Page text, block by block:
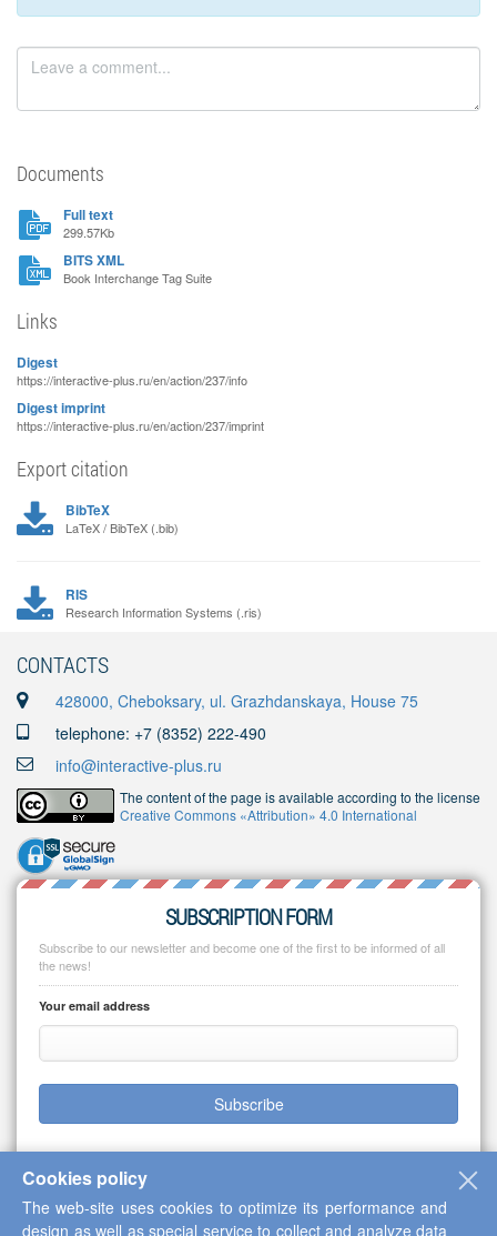
Documents
Full text
299.57Kb
BITS XML
Book Interchange Tag Suite
Links
Digest
https://interactive-plus.ru/en/action/237/info
Digest imprint
https://interactive-plus.ru/en/action/237/imprint
Export citation
BibTeX
LaTeX / BibTeX (.bib)
RIS
Research Information Systems (.ris)
CONTACTS
428000, Cheboksary, ul. Grazhdanskaya, House 75
telephone: +7 (8352) 222-490
info@interactive-plus.ru
The content of the page is available according to the license
Creative Commons «Attribution» 4.0 International
SUBSCRIPTION FORM
Subscribe to our newsletter and become one of the first to be informed of all
the news!
Your email address
Subscribe
Copyright © 2013-2026 Scientific Cooperation Center "Interactive Plus"
Cookies policy
The web-site uses cookies to optimize its performance and
design as well as special service to collect and analyze data